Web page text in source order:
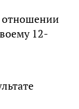
отношении
12-